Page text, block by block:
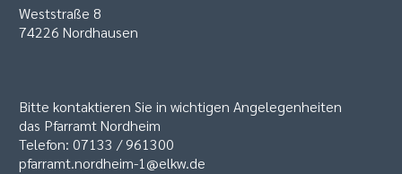
Weststraße 8
74226 Nordhausen
Bitte kontaktieren Sie in wichtigen Angelegenheiten
das Pfarramt Nordheim
Telefon: 07133 / 961300
pfarramt.nordheim-1@elkw.de